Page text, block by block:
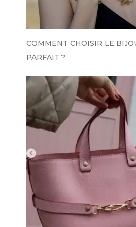
COMMENT CHOISIR LE
PARFAIT ?